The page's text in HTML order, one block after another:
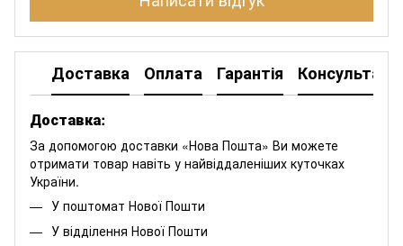
Доставка Оплата Гарантія Консультація
Доставка:
За допомогою доставки «Нова Пошта» Ви можете
отримати товар навіть у найвіддаленіших куточках
України.
У поштомат Нової Пошти
У відділення Нової Пошти